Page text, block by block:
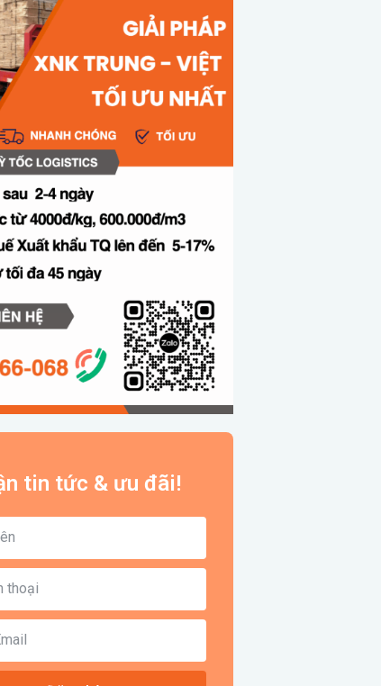
tin tức & ưu đãi!